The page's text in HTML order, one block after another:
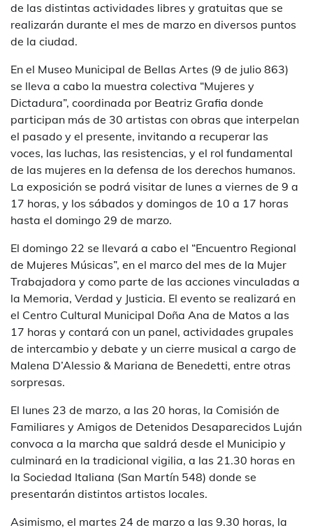
de las distintas actividades libres y gratuitas que se
realizarán durante el mes de marzo en diversos puntos
de la ciudad.
En el Museo Municipal de Bellas Artes (9 de julio 863)
se lleva a cabo la muestra colectiva “Mujeres y
Dictadura”, coordinada por Beatriz Grafia donde
participan más de 30 artistas con obras que interpelan
el pasado y el presente, invitando a recuperar las
voces, las luchas, las resistencias, y el rol fundamental
de las mujeres en la defensa de los derechos humanos.
La exposición se podrá visitar de lunes a viernes de 9 a
17 horas, y los sábados y domingos de 10 a 17 horas
hasta el domingo 29 de marzo.
El domingo 22 se llevará a cabo el “Encuentro Regional
de Mujeres Músicas”, en el marco del mes de la Mujer
Trabajadora y como parte de las acciones vinculadas a
la Memoria, Verdad y Justicia. El evento se realizará en
el Centro Cultural Municipal Doña Ana de Matos a las
17 horas y contará con un panel, actividades grupales
de intercambio y debate y un cierre musical a cargo de
Malena D’Alessio & Mariana de Benedetti, entre otras
sorpresas.
El lunes 23 de marzo, a las 20 horas, la Comisión de
Familiares y Amigos de Detenidos Desaparecidos Luján
convoca a la marcha que saldrá desde el Municipio y
culminará en la tradicional vigilia, a las 21.30 horas en
la Sociedad Italiana (San Martín 548) donde se
presentarán distintos artistos locales.
Asimismo, el martes 24 de marzo a las 9.30 horas, la